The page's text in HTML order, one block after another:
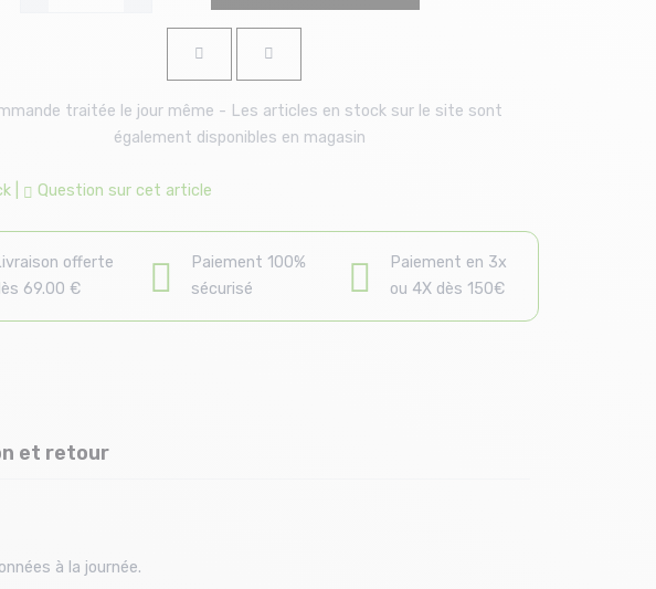
traitée le jour même - Les articles en stock sur le site sont
également disponibles en magasin
Question sur cet article
offerte
69.00 €
Paiement 100%
sécurisé
Paiement en 3x
ou 4X dès 150€
et retour
à la journée.​